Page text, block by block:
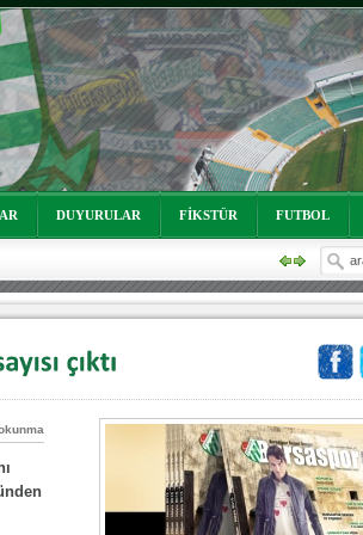
DUYURULAR FİKSTÜR FUTBOL